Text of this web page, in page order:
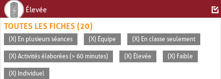
Élevée
TOUTES LES FICHES (20)
(X) En plusieurs séances (X) Équipe (X) En classe seulement
(X) Activités élaborées (> 60 minutes) (X) Élevée (X) Faible
(X) Individuel